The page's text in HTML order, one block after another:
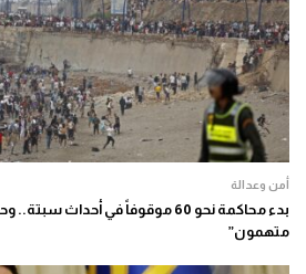
أمن وعدالة
بدء محاكمة نحو 60 موقوفاً في أحداث
متهمون”